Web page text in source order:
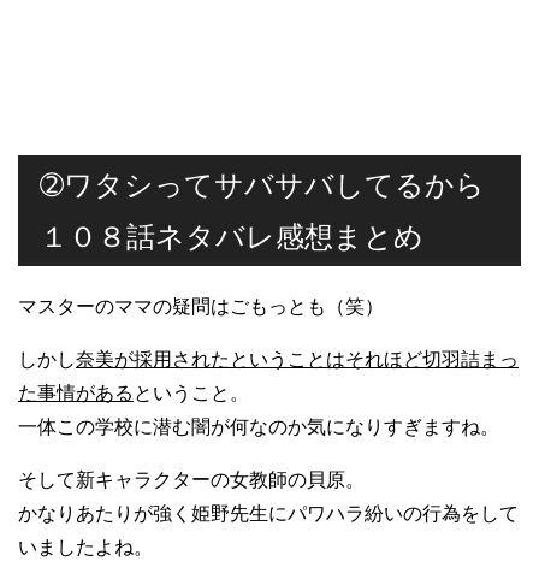
➁ワタシってサバサバしてるから
１０８話ネタバレ感想まとめ
マスターのママの疑問はごもっとも（笑）
しかし奈美が採用されたということはそれほど切羽詰まっ
た事情がある ということ。
一体この学校に潜む闇が何なのか気になりすぎますね。
そして新キャラクターの女教師の貝原。
かなりあたりが強く姫野先生にパワハラ紛いの行為をして
いましたよね。